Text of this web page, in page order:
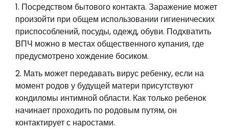
Посредством бытового контакта. Заражение может
произойти при общем использовании гигиенических
приспособлений, посуды, одежд, обуви. Подхватить
ВПЧ можно в местах общественного купания, где
предусмотрено хождение босиком.
Мать может передавать вирус ребенку, если на
момент родов у будущей матери присутствуют
кондиломы интимной области. Как только ребенок
начинает проходить по родовым путям, он
контактирует с наростами.